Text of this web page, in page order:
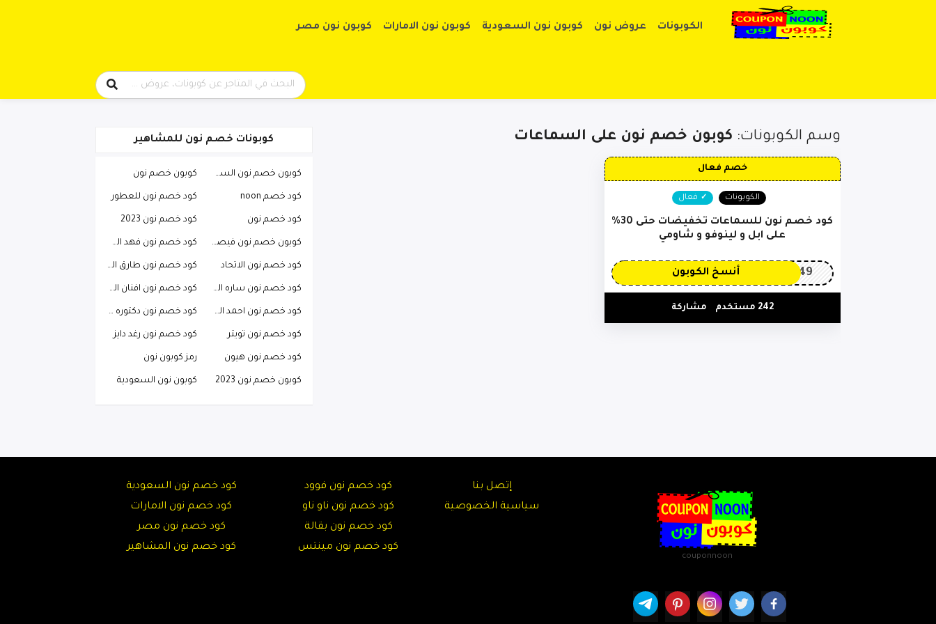
الكوبونات عروض نون كوبون نون السعودية كوبون نون الامارات كوبون نون مصر
وسم الكوبونات: كوبون خصم نون على السماعات
خصم فعال
الكوبونات فعال
كود خصم نون للسماعات تخفيضات حتى 30%
على ابل و لينوفو و شاومي
OP149 أنسخ الكوبون
242 مستخدم مشاركة
كوبونات خصم نون للمشاهير
كوبون خصم نون السعودية كوبون خصم نون
كود خصم noon كود خصم نون للعطور
كود خصم نون كود خصم نون 2023
كوبون خصم نون فيصل السيف كود خصم نون فهد العرادي
كود خصم نون الاتحاد كود خصم نون طارق الحربي
كود خصم نون ساره الودعاني كود خصم نون افنان الباتل
كود خصم نون احمد البارقي كود خصم نون دكتوره خلود
كود خصم نون تويتر كود خصم نون رغد دايز
كود خصم نون هيون رمز كوبون نون
كوبون خصم نون 2023 كوبون نون السعودية
couponnoon
إتصل بنا
سياسية الخصوصية
كود خصم نون فوود
كود خصم نون ناو ناو
كود خصم نون بقالة
كود خصم نون مينتس
كود خصم نون السعودية
كود خصم نون الامارات
كود خصم نون مصر
كود خصم نون المشاهير